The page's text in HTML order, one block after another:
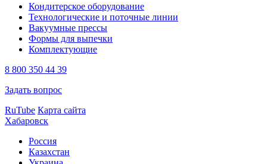
Кондитерское оборудование
Технологические и поточные линии
Вакуумные прессы
Формы для выпечки
Комплектующие
8 800 350 44 39
Задать вопрос
RuTube Карта сайта
Хабаровск
Россия
Казахстан